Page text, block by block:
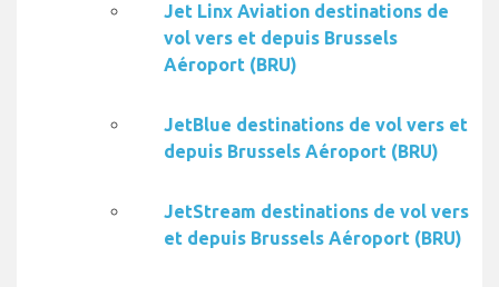
Jet Linx Aviation destinations de
vol vers et depuis Brussels
Aéroport (BRU)
JetBlue destinations de vol vers et
depuis Brussels Aéroport (BRU)
JetStream destinations de vol vers
et depuis Brussels Aéroport (BRU)